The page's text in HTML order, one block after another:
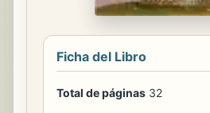
Ficha del Libro
Total de páginas 32